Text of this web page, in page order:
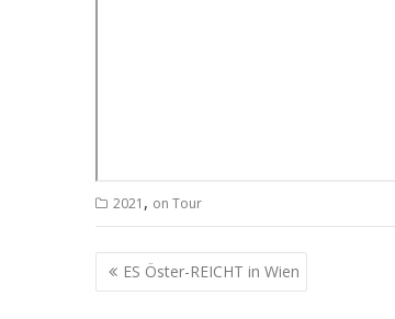
2021 , on Tour
Beitrags-
Navigation
ES Öster-REICHT in Wien